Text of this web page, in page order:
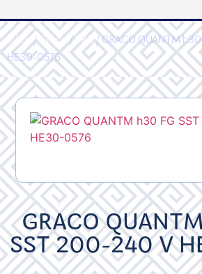
Inicio/Graco/PRO/ GRACO QUANTM
HE30-0576
GRACO
SST 200-240 V